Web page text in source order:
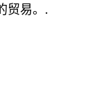
贸易。.